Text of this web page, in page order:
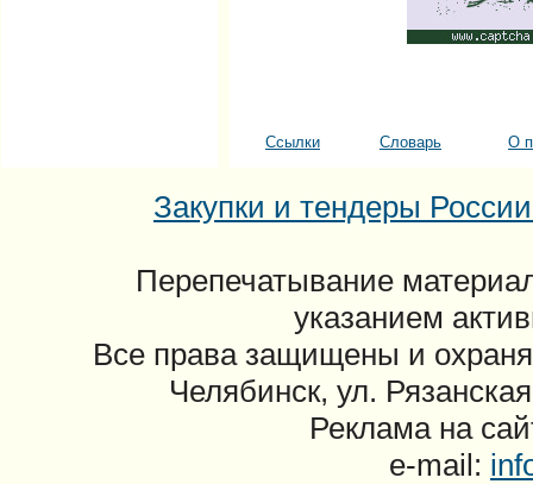
Ссылки Словарь О
Закупки и тендеры
Перепечатывание
указанием
Все права защищены и
Челябинск, ул.
Реклама на
e-mail: